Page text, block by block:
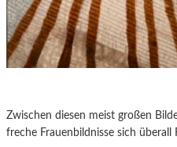
Zwischen diesen meist großen
freche Frauenbildnisse sich überall